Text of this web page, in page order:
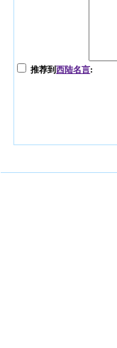
推荐到西陆名言: